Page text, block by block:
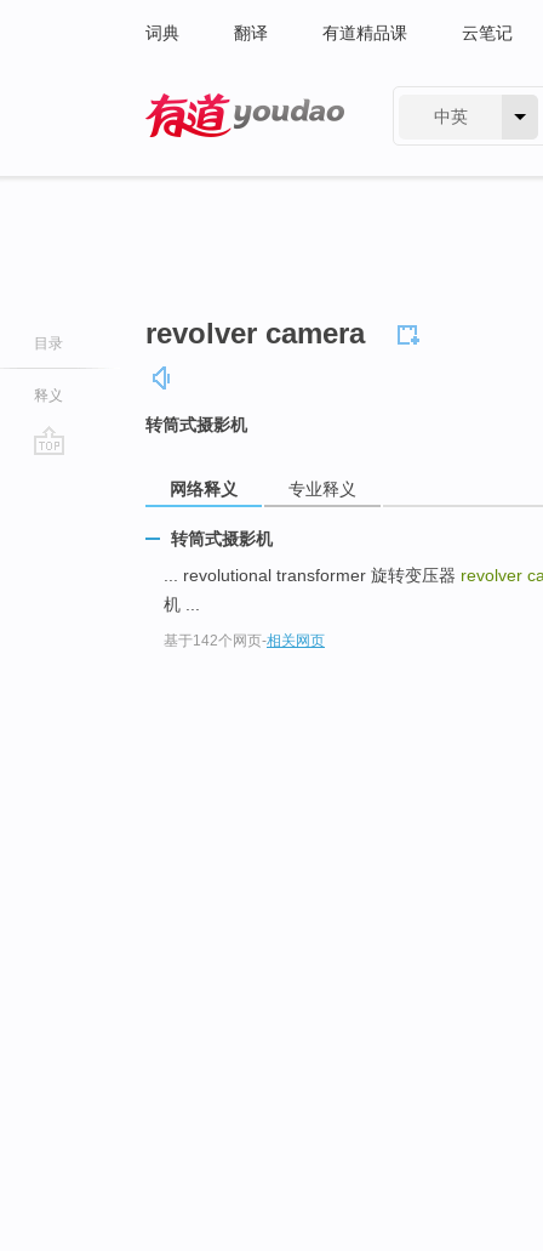
词典 翻译 有道精品课 云笔记
中英
目录
释义
revolver camera
转筒式摄影机
网络释义 专业释义
转筒式摄影机
... revolutional transformer 旋转变压器 revolver
机 ...
基于142个网页-相关网页